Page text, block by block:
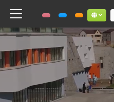
Toggle navigation